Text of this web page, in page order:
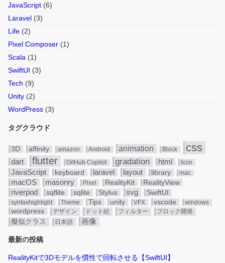
JavaScript (6)
Laravel (3)
Life (2)
Pixel Composer (1)
Scala (1)
SwiftUI (3)
Tech (9)
Unity (2)
WordPress (3)
タグクラウド
3D affinity amazon Android animation Block css
dart flutter GitHub Copilot gradation html Icon
JavaScript keyboard laravel layout library mac
macOS masonry Pixel RealityKit RealityView
riverpod sqflite sqlite Stylus svg SwiftUI
syntaxhighlight Theme Tips unity VFX vscode windows
wordpress デザイン ドット絵 フィルター ブロック開発
擬似クラス 日本語 画像
最新の投稿
RealityKitで3Dモデルを慣性で回転させる【SwiftUI】